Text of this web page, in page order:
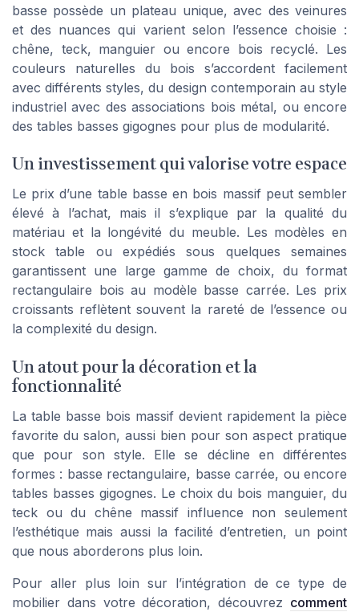
basse possède un plateau unique, avec des veinures
et des nuances qui varient selon l’essence choisie :
chêne, teck, manguier ou encore bois recyclé. Les
couleurs naturelles du bois s’accordent facilement
avec différents styles, du design contemporain au style
industriel avec des associations bois métal, ou encore
des tables basses gigognes pour plus de modularité.
Un investissement qui valorise votre espace
Le prix d’une table basse en bois massif peut sembler
élevé à l’achat, mais il s’explique par la qualité du
matériau et la longévité du meuble. Les modèles en
stock table ou expédiés sous quelques semaines
garantissent une large gamme de choix, du format
rectangulaire bois au modèle basse carrée. Les prix
croissants reflètent souvent la rareté de l’essence ou
la complexité du design.
Un atout pour la décoration et la
fonctionnalité
La table basse bois massif devient rapidement la pièce
favorite du salon, aussi bien pour son aspect pratique
que pour son style. Elle se décline en différentes
formes : basse rectangulaire, basse carrée, ou encore
tables basses gigognes. Le choix du bois manguier, du
teck ou du chêne massif influence non seulement
l’esthétique mais aussi la facilité d’entretien, un point
que nous aborderons plus loin.
Pour aller plus loin sur l’intégration de ce type de
mobilier dans votre décoration, découvrez comment